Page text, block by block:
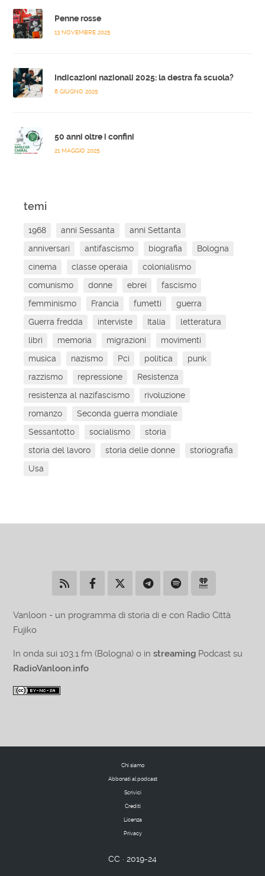
Penne rosse
13 NOVEMBRE 2025
Indicazioni nazionali 2025: la destra fa scuola?
8 GIUGNO 2025
50 anni oltre i confini
21 MAGGIO 2025
temi
1968 anni Sessanta
anni Settanta
anniversari
antifascismo biografia
Bologna
cinema
classe operaia
colonialismo
comunismo
donne ebrei
fascismo
femminismo
Francia fumetti
guerra
Guerra fredda
interviste Italia
letteratura
libri
memoria migrazioni
movimenti
musica
nazismo Pci politica
punk
razzismo
repressione
Resistenza
resistenza al nazifascismo
rivoluzione
romanzo
Seconda guerra mondiale
Sessantotto
socialismo
storia
storia del lavoro
storia delle donne
storiografia
Usa
Vanloon - un programma di storia di e con Radio Città
Fujiko
In onda sui 103.1 fm (Bologna) o instreaming Podcast su
RadioVanloon.info
CC · 2019-24
Chi siamo
Abbonati al podcast
Scrivici
Crediti
Licenza
Privacy